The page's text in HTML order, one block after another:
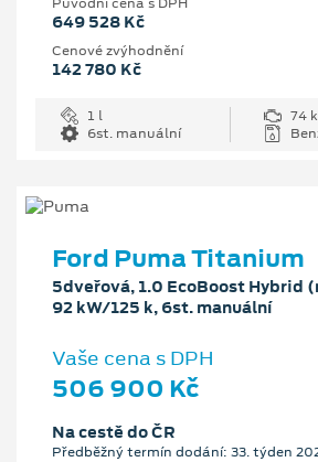
649 528 Kč
Cenové zvýhodnění
142 780 Kč
1 l
74
6st. manuální
Ford Puma Titanium
5dveřová, 1.0 EcoBoost Hybrid
92 kW/125 k, 6st. manuální
Vaše cena s DPH
506 900 Kč
Na cestě do ČR
Předběžný termín dodání: 33. týden